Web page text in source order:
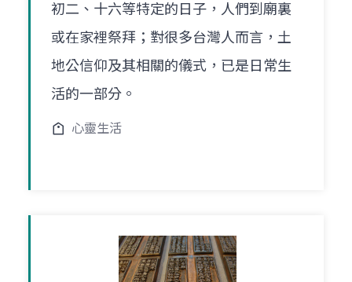
初二、十六等特定的日子，人們到廟裏
或在家裡祭拜；對很多台灣人而言，土
地公信仰及其相關的儀式，已是日常生
活的一部分。
心靈生活